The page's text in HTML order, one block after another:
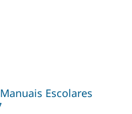
Escolares